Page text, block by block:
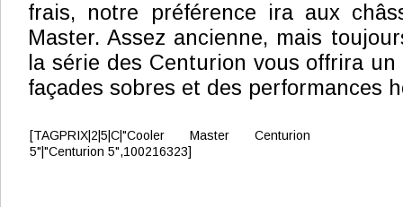
frais, notre préférence ira aux
Master. Assez ancienne, mais
la série des Centurion vous offrira
façades sobres et des performances
[TAGPRIX|2|5|C|"Cooler Master Centurion
5"|"Centurion 5",100216323]